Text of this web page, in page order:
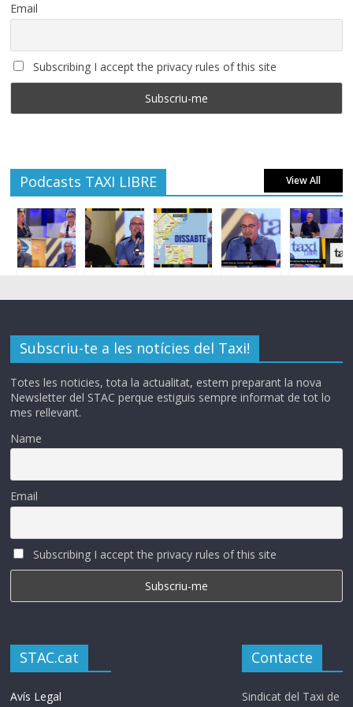
Email
Subscribing I accept the privacy rules of this site
Podcasts TAXI LIBRE View All
Subscriu-te a les notícies del Taxi!
Totes les noticies, tota la actualitat, estem preparant la nova
Newsletter del STAC perque estiguis sempre informat de tot lo
mes rellevant.
Name
Email
Subscribing I accept the privacy rules of this site
STAC.cat
Avís Legal
Contacte
Sindicat del Taxi de